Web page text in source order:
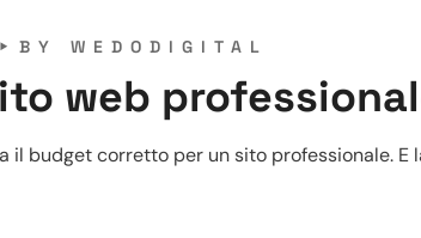
BY WEDODIGITAL
web
il budget corretto per un sito professionale.